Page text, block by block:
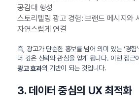
공감대 형성
스토리텔링 광고 경험: 브랜드 메시지와
자연스럽게 연결
즉, 광고가 단순한 홍보를 넘어 의미 있는 ‘경험
더 깊은 신뢰와 관심을 얻게 됩니다. 이런 접근
광고 효과의 기반이 되는 것입니다.
3. 데이터 중심의 UX 최적화